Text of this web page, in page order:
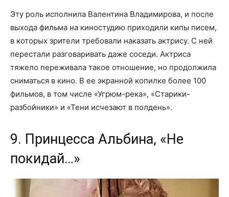
Эту роль исполнила Валентина Владимирова, и после
выхода фильма на киностудию приходили кипы писем,
в которых зрители требовали наказать актрису. С ней
перестали разговаривать даже соседи. Актриса
тяжело переживала такое отношение, но продолжила
сниматься в кино. В ее экранной копилке более 100
фильмов, в том числе «Угрюм-река», «Старики-
разбойники» и «Тени исчезают в полдень».
9. Принцесса Альбина, «Не
покидай…»